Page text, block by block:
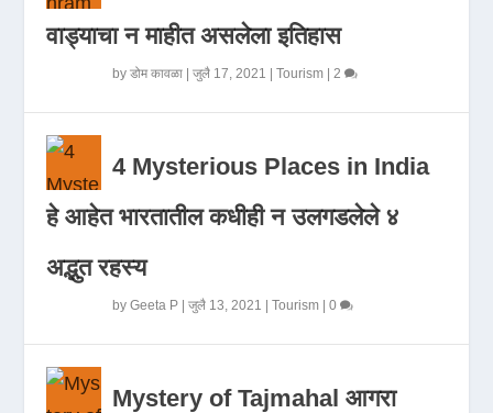
वाड्याचा न माहीत असलेला इतिहास
byडोम कावळा |जुलै 17, 2021 |Tourism | 2
4 Mysterious Places in India
हे आहेत भारतातील कधीही न उलगडलेले ४
अद्भुत रहस्य
byGeeta P |जुलै 13, 2021 |Tourism |0
Mystery of Tajmahal आगरा